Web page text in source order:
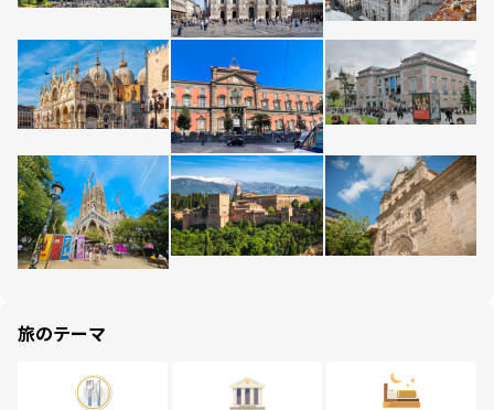
旅のテーマ